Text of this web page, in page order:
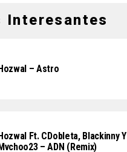
– Astro
Ft. CDobleta, Blackinny Y
– ADN (Remix)